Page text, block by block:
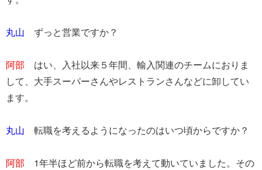
​丸山 ずっと営業ですか？
​阿部 はい、入社以来５年間、輸入関連のチームにおりま
して、大手スーパーさんやレストランさんなどに卸してい
ます。
​丸山 転職を考えるようになったのはいつ頃からですか？
​阿部 1年半ほど前から転職を考えて動いていました。その